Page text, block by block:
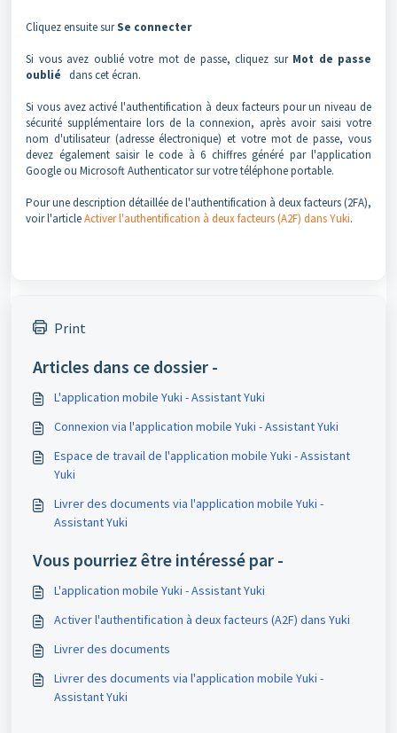
Cliquez ensuite surSe connecter
Si vous avez oublié votre mot de passe, cliquez sur Mot de passe
oublié dans cet écran.
Si vous avez activé l'authentification à deux facteurs pour un niveau de
sécurité supplémentaire lors de la connexion, après avoir saisi votre
nom d'utilisateur (adresse électronique) et votre mot de passe, vous
devez également saisir le code à 6 chiffres généré par l'application
Google ou Microsoft Authenticator sur votre téléphone portable.
Pour une description détaillée de l'authentification à deux facteurs (2FA),
voir l'articleActiver l'authentification à deux facteurs (A2F) dans Yuki.
Print
Articles dans ce dossier -
L'application mobile Yuki - Assistant Yuki
Connexion via l'application mobile Yuki - Assistant Yuki
Espace de travail de l'application mobile Yuki - Assistant
Yuki
Livrer des documents via l'application mobile Yuki -
Assistant Yuki
Vous pourriez être intéressé par -
L'application mobile Yuki - Assistant Yuki
Activer l'authentification à deux facteurs (A2F) dans Yuki
Livrer des documents
Livrer des documents via l'application mobile Yuki -
Assistant Yuki